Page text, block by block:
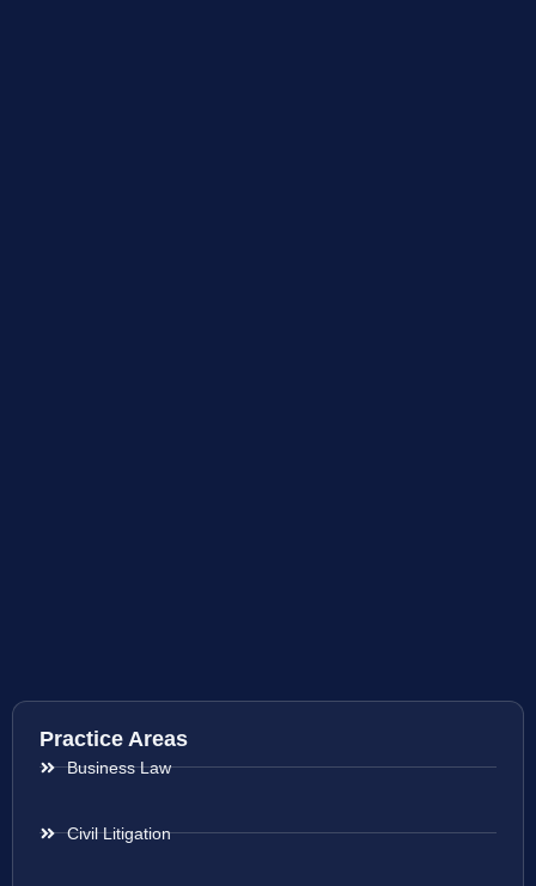
Practice Areas
Business Law
Civil Litigation